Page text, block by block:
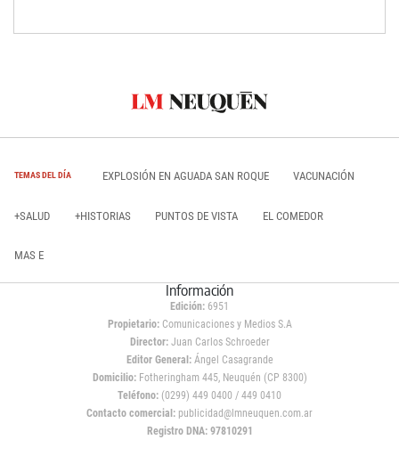
TEMAS DEL DÍA EXPLOSIÓN EN AGUADA SAN ROQUE VACUNACIÓN
+SALUD +HISTORIAS PUNTOS DE VISTA EL COMEDOR
MAS E
Información
Edición: 6951
Propietario:Comunicaciones y Medios S.A
Director: Juan Carlos Schroeder
Editor General:Ángel Casagrande
Domicilio:Fotheringham 445, Neuquén (CP 8300)
Teléfono: (0299) 449 0400 / 449 0410
Contacto comercial: publicidad@lmneuquen.com.ar
Registro DNA: 97810291